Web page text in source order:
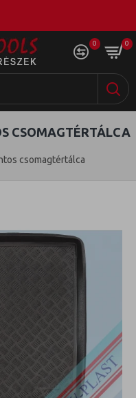
0 0
csomagtértálca
CSOMAGTÉRTÁLCA